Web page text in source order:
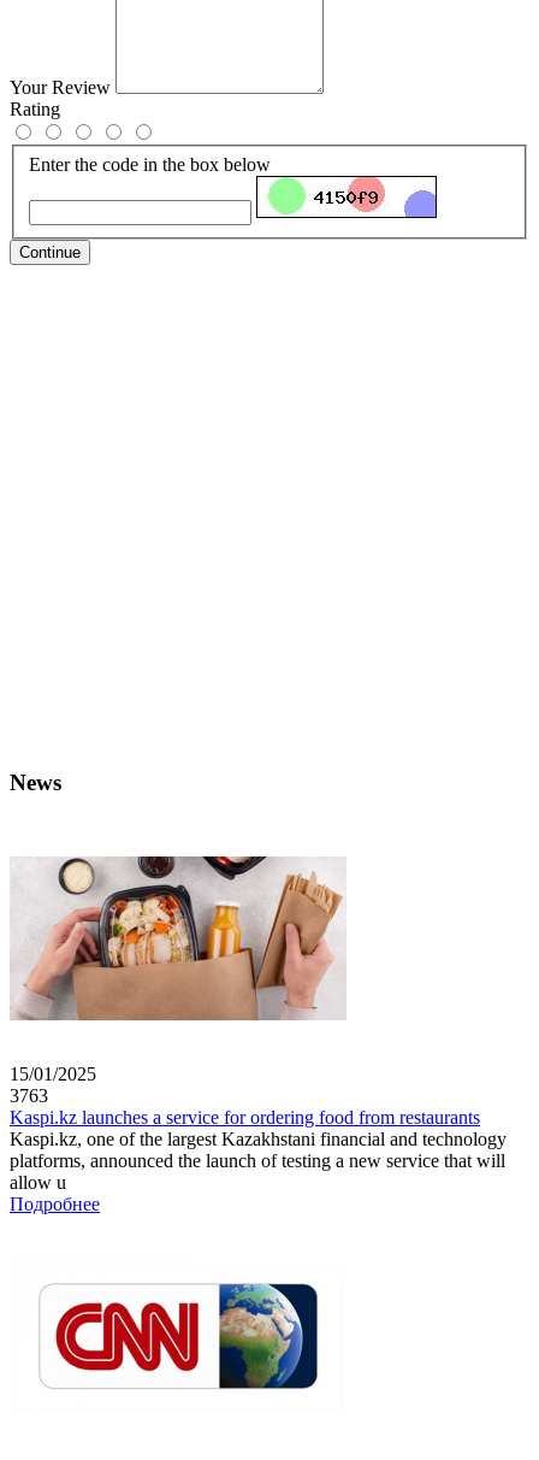
Your Review
Rating
Enter the code in the box below
Continue
News
15/01/2025
3763
Kaspi.kz launches a service for ordering food from restaurants
Kaspi.kz, one of the largest Kazakhstani financial and technology
platforms, announced the launch of testing a new service that will
allow u
Подробнее